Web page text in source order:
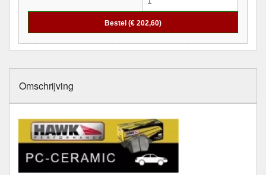
Bestel (€ 202,60)
Omschrijving